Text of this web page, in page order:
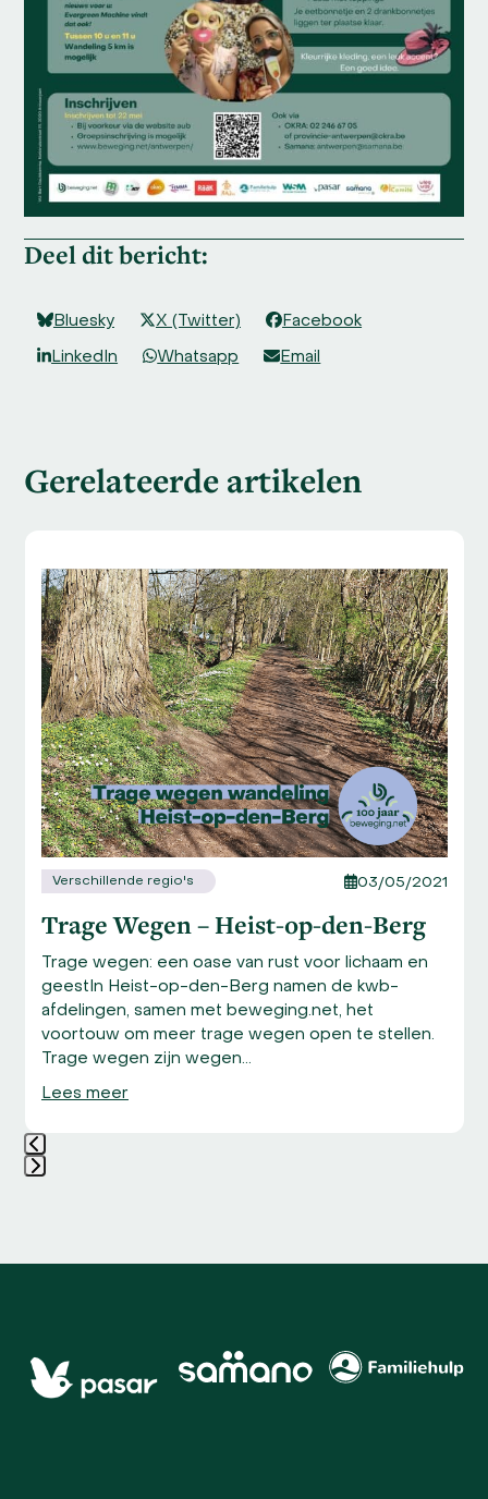
Deel dit bericht:
Bluesky X (Twitter) Facebook
LinkedIn Whatsapp Email
Gerelateerde artikelen
the
left
and
right
arrow
keys
access
the
carousel
navigation
buttons
Verschillende regio's 03/05/2021
Trage Wegen – Heist-op-den-Berg
Trage wegen: een oase van rust voor lichaam en
geestIn Heist-op-den-Berg namen de kwb-
afdelingen, samen met beweging.net, het
voortouw om meer trage wegen open te stellen.
Trage wegen zijn wegen…
Lees meer
slide
the
left